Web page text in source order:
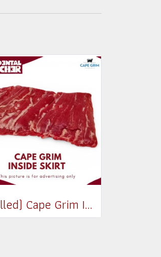
(Chilled) Cape Grim Inside Skirt Steak (เนื้อพื้นท้องด้านใน) (300-350g)